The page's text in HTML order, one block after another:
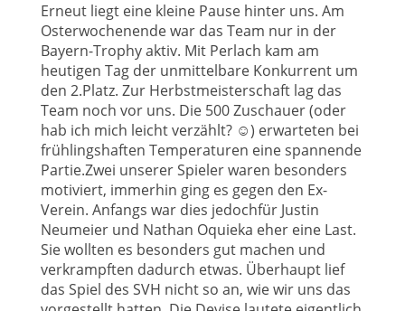
Erneut liegt eine kleine Pause hinter uns. Am
Osterwochenende war das Team nur in der
Bayern-Trophy aktiv. Mit Perlach kam am
heutigen Tag der unmittelbare Konkurrent um
den 2.Platz. Zur Herbstmeisterschaft lag das
Team noch vor uns. Die 500 Zuschauer (oder
hab ich mich leicht verzählt? ☺) erwarteten bei
frühlingshaften Temperaturen eine spannende
Partie.Zwei unserer Spieler waren besonders
motiviert, immerhin ging es gegen den Ex-
Verein. Anfangs war dies jedochfür Justin
Neumeier und Nathan Oquieka eher eine Last.
Sie wollten es besonders gut machen und
verkrampften dadurch etwas. Überhaupt lief
das Spiel des SVH nicht so an, wie wir uns das